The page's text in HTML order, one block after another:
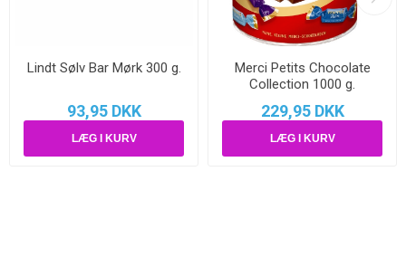
Lindt Sølv Bar Mørk 300 g.
93,95 DKK
Merci Petits Chocolate
Collection 1000 g.
229,95 DKK